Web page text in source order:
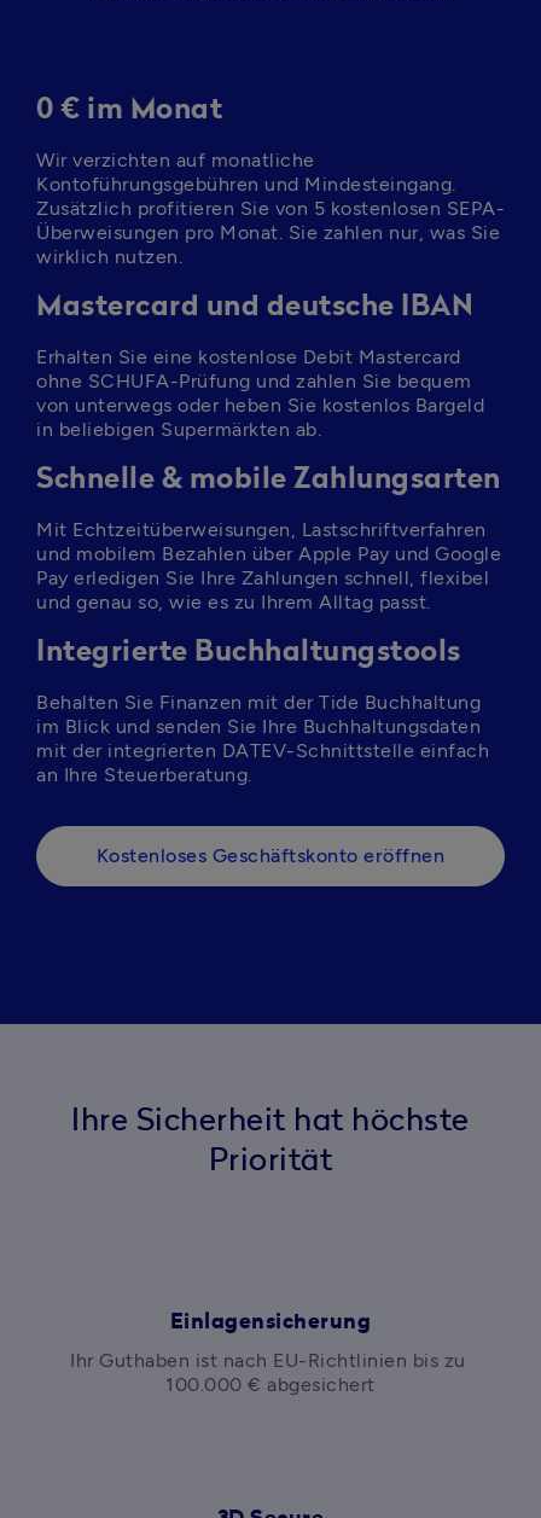
0 € im Monat
Wir verzichten auf monatliche
Kontoführungsgebühren und Mindesteingang.
Zusätzlich profitieren Sie von 5 kostenlosen SEPA-
Überweisungen pro Monat. Sie zahlen nur, was Sie
wirklich nutzen.
Mastercard und deutsche IBAN
Erhalten Sie eine kostenlose Debit Mastercard
ohne SCHUFA-Prüfung und zahlen Sie bequem
von unterwegs oder heben Sie kostenlos Bargeld
in beliebigen Supermärkten ab.
Schnelle & mobile Zahlungsarten
Mit Echtzeitüberweisungen, Lastschriftverfahren
und mobilem Bezahlen über Apple Pay und Google
Pay erledigen Sie Ihre Zahlungen schnell, flexibel
und genau so, wie es zu Ihrem Alltag passt.
Integrierte Buchhaltungstools
Behalten Sie Finanzen mit der Tide Buchhaltung
im Blick und senden Sie Ihre Buchhaltungsdaten
mit der integrierten DATEV-Schnittstelle einfach
Kostenloses Geschäftskonto eröffnen
Ihre Sicherheit hat höchste
Priorität
Einlagensicherung
Ihr Guthaben ist nach EU-Richtlinien bis zu
100.000 € abgesichert